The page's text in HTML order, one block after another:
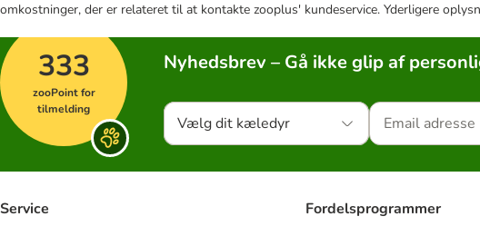
omkostninger, der er relateret til at kontakte zooplus' kundeservice. Yderligere
333
zooPoint for
tilmelding
Nyhedsbrev – Gå ikke glip af
Vælg dit kæledyr
Service Fordelsprogrammer